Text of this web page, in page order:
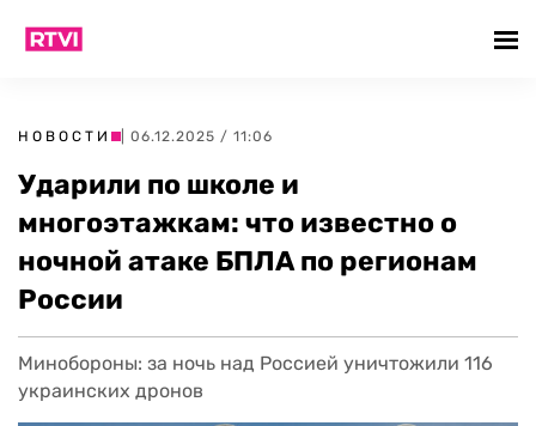
НОВОСТИ | 06.12.2025 / 11:06
Ударили по школе и
многоэтажкам: что известно о
ночной атаке БПЛА по регионам
России
Минобороны: за ночь над Россией уничтожили 116
украинских дронов